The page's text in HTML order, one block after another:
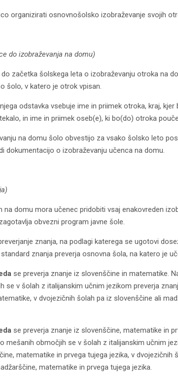
organizirati osnovnošolsko izobraževanje svojih
do izobraževanja na domu)
začetka šolskega leta o izobraževanju otroka na
šolo, v katero je otrok vpisan.
odstavka vsebuje ime in priimek otroka, kraj, kjer
in ime in priimek oseb(e), ki bo(do) otroka
na domu šolo obvestijo za vsako šolsko leto
dokumentacijo o izobraževanju učenca na domu.
na domu mora učenec pridobiti vsaj enakovreden
obvezni program javne šole.
znanja, na podlagi katerega se ugotovi
znanja preverja osnovna šola, na katero je
se preverja znanje iz slovenščine in matematike.
se v šolah z italijanskim učnim jezikom preverja
v dvojezičnih šolah pa iz slovenščine ali
se preverja znanje iz slovenščine, matematike in
mešanih območjih se v šolah z italijanskim učnim
matematike in prvega tujega jezika, v dvojezičnih
matematike in prvega tujega jezika.